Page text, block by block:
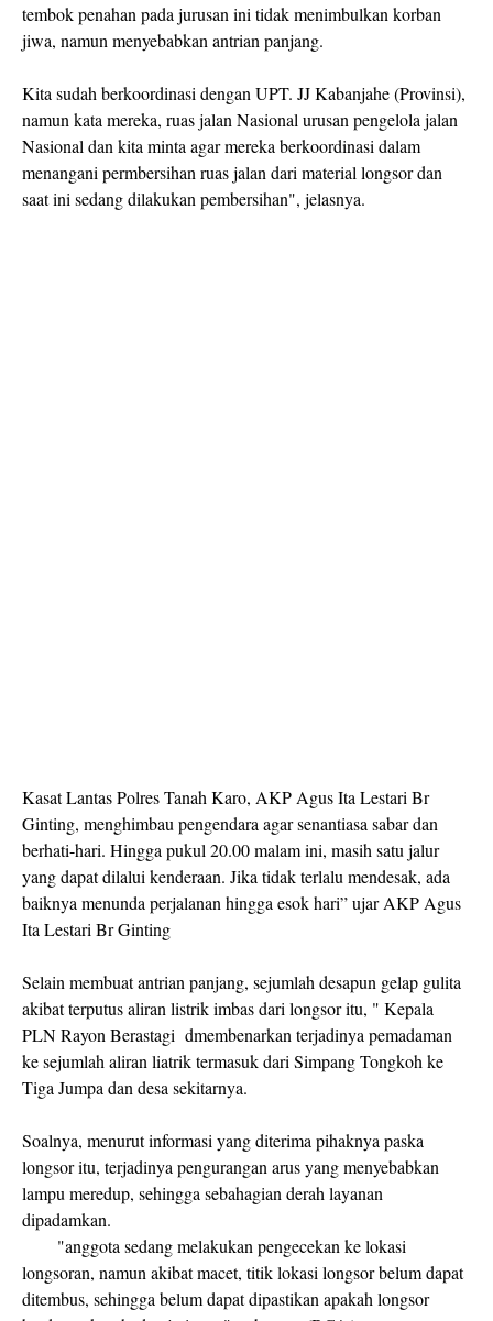
tembok penahan pada jurusan ini tidak menimbulkan korban
jiwa, namun menyebabkan antrian panjang.
Kita sudah berkoordinasi dengan UPT. JJ Kabanjahe (Provinsi),
namun kata mereka, ruas jalan Nasional urusan pengelola jalan
Nasional dan kita minta agar mereka berkoordinasi dalam
menangani permbersihan ruas jalan dari material longsor dan
saat ini sedang dilakukan pembersihan", jelasnya.
Kasat Lantas Polres Tanah Karo, AKP Agus Ita Lestari Br
Ginting, menghimbau pengendara agar senantiasa sabar dan
berhati-hari. Hingga pukul 20.00 malam ini, masih satu jalur
yang dapat dilalui kenderaan. Jika tidak terlalu mendesak, ada
baiknya menunda perjalanan hingga esok hari” ujar AKP Agus
Ita Lestari Br Ginting
Selain membuat antrian panjang, sejumlah desapun gelap gulita
akibat terputus aliran listrik imbas dari longsor itu, " Kepala
PLN Rayon Berastagi dmembenarkan terjadinya pemadaman
ke sejumlah aliran liatrik termasuk dari Simpang Tongkoh ke
Tiga Jumpa dan desa sekitarnya.
Soalnya, menurut informasi yang diterima pihaknya paska
longsor itu, terjadinya pengurangan arus yang menyebabkan
lampu meredup, sehingga sebahagian derah layanan
dipadamkan.
"anggota sedang melakukan pengecekan ke lokasi
longsoran, namun akibat macet, titik lokasi longsor belum dapat
ditembus, sehingga belum dapat dipastikan apakah longsor